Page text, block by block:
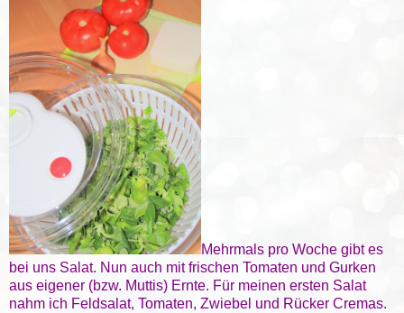
Mehrmals pro Woche gibt es
bei uns Salat. Nun auch mit frischen Tomaten und Gurken
aus eigener (bzw. Muttis) Ernte. Für meinen ersten Salat
nahm ich Feldsalat, Tomaten, Zwiebel und Rücker Cremas.